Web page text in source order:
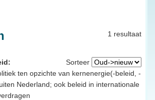
1 resultaat
Sorteer
ten opzichte van kernenergie(-beleid, -
Nederland; ook beleid in internationale